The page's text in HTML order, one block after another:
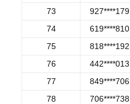
73
927****179
74
619****810
75
818****192
76
442****013
77
849****706
78
706****738